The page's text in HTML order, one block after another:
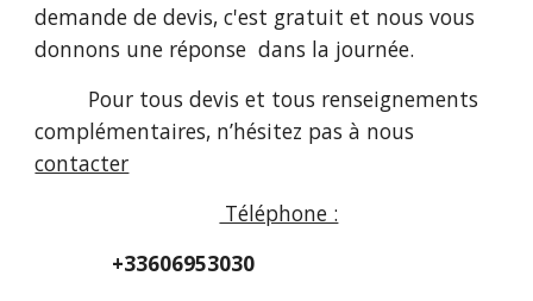
demande de devis, c'est gratuit et nous vous
donnons une réponse dans la journée.
Pour tous devis et tous renseignements
complémentaires, n’hésitez pas à nous
contacter
Téléphone :
+33606953030